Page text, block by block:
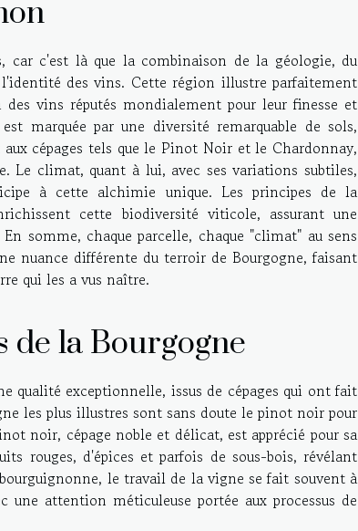
car c'est là que la combinaison de la géologie, du
des vins. Cette région illustre parfaitement
vins réputés mondialement pour leur finesse et
marquée par une diversité remarquable de sols,
cépages tels que le Pinot Noir et le Chardonnay,
Le climat, quant à lui, avec ses variations subtiles,
à cette alchimie unique. Les principes de la
cette biodiversité viticole, assurant une
somme, chaque parcelle, chaque "climat" au sens
nuance différente du terroir de Bourgogne, faisant
qui les a vus naître.
de la Bourgogne
qualité exceptionnelle, issus de cépages qui ont fait
les plus illustres sont sans doute le pinot noir pour
noir, cépage noble et délicat, est apprécié pour sa
rouges, d'épices et parfois de sous-bois, révélant
le travail de la vigne se fait souvent à
attention méticuleuse portée aux processus de